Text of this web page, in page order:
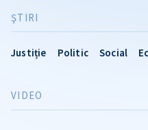
ŞTIRI
Justiție Politic Social
VIDEO